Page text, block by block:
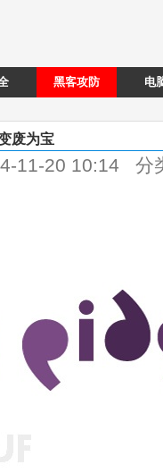
黑客攻防 电
废为宝
11-20 10:14 分